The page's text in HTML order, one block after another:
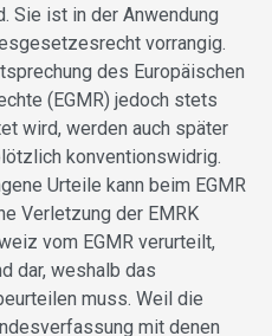
Sie ist in der Anwendung
vorrangig.
des Europäischen
(EGMR) jedoch stets
wird, werden auch später
konventionswidrig.
Urteile kann beim EGMR
Verletzung der EMRK
vom EGMR verurteilt,
dar, weshalb das
muss. Weil die
mit denen